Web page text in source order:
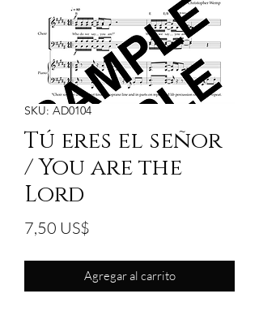
SKU: AD0104
Tú eres el señor
/ You are the
Lord
7,50 US$
Agregar al carrito